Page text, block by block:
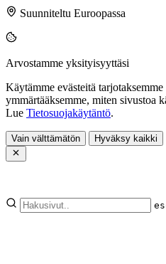
Suunniteltu Euroopassa
Arvostamme yksityisyyttäsi
Käytämme evästeitä
ymmärtääksemme, miten sivustoa
Lue Tietosuojakäytäntö.
Vain välttämätön Hyväksy kaikki